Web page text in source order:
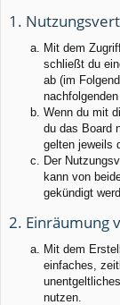
1.
Mit dem
schließt du
ab (im
Wenn du mit
du das Board
gelten jeweils
Der
kann von
gekündigt
2. Einräumung
Mit dem
einfaches,
nutzen.